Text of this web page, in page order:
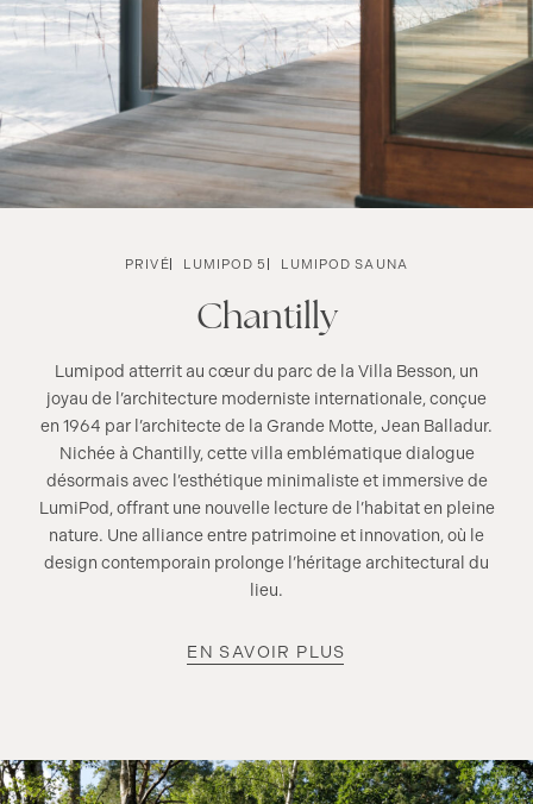
PRIVÉ LUMIPOD 5 LUMIPOD SAUNA
Chantilly
Lumipod atterrit au cœur du parc de la Villa Besson, un
joyau de l’architecture moderniste internationale, conçue
en 1964 par l’architecte de la Grande Motte, Jean Balladur.
Nichée à Chantilly, cette villa emblématique dialogue
désormais avec l’esthétique minimaliste et immersive de
LumiPod, offrant une nouvelle lecture de l’habitat en pleine
nature. Une alliance entre patrimoine et innovation, où le
design contemporain prolonge l’héritage architectural du
lieu.
EN SAVOIR PLUS